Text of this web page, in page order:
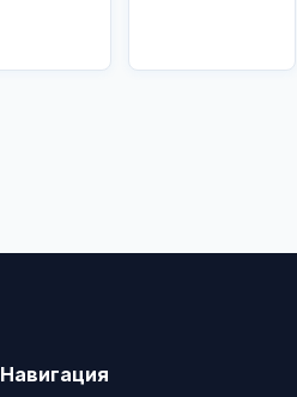
Навигация